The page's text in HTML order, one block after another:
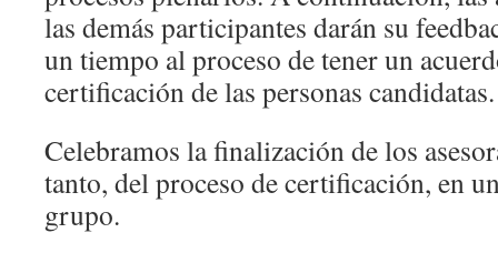
las demás participantes darán su
un tiempo al proceso de tener un
certificación de las personas candidatas.
Celebramos la finalización de los
tanto, del proceso de certificación, en
grupo.